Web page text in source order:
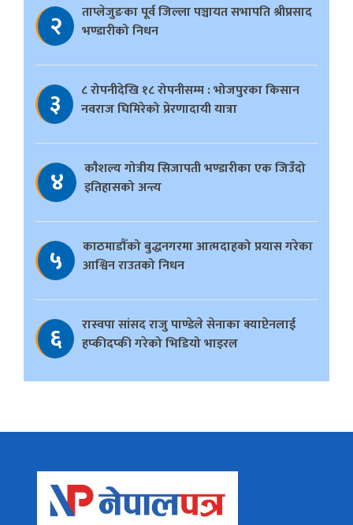
२
ताप्लेजुङका पूर्व जिल्ला पञ्चायत सभापति श्रीप्रसाद
भण्डारीको निधन
३
८ रोपनीदेखि १८ रोपनीसम्म : भोजपुरका किसान
नवराज घिमिरेको प्रेरणादायी यात्रा
४
काैशल्य गोत्रीय सिजापती भण्डारीका एक जिउँदो
इतिहासको अन्त्य
५
काठमाडौँको बुद्धनगरमा आत्मदाहको प्रयास गरेका
आश्विन राउतको निधन
६
रास्वपा सांसद राजु पाण्डेले सेनाका क्याप्टेनलाई
हप्कीदप्की गरेको भिडियो भाइरल